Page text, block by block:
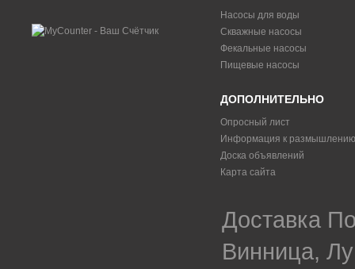
Насосы для воды
Скважные насосы
Фекальные насосы
Пищевые насосы
ДОПОЛНИТЕЛЬНО
Опросный лист
Информация к размышлению
Доска объявлений
Карта сайта
Доставка
Винница,